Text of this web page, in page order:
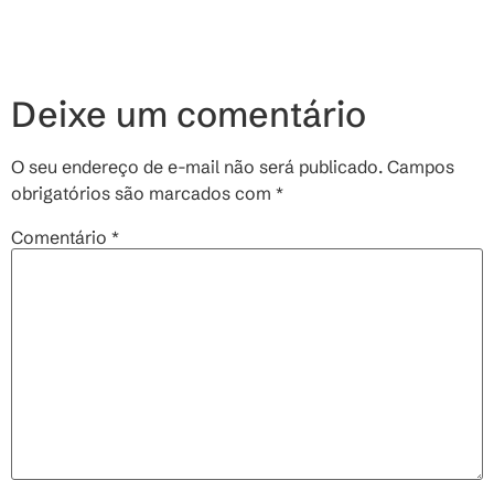
Deixe um comentário
O seu endereço de e-mail não será publicado. Campos
obrigatórios são marcados com *
Comentário *